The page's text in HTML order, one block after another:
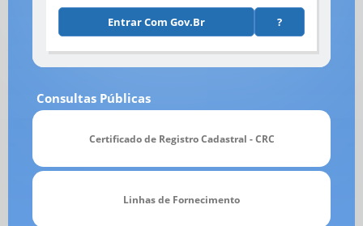
Entrar Com Gov.br ?
Consultas Públicas
Certificado de Registro Cadastral - CRC
Linhas de Fornecimento